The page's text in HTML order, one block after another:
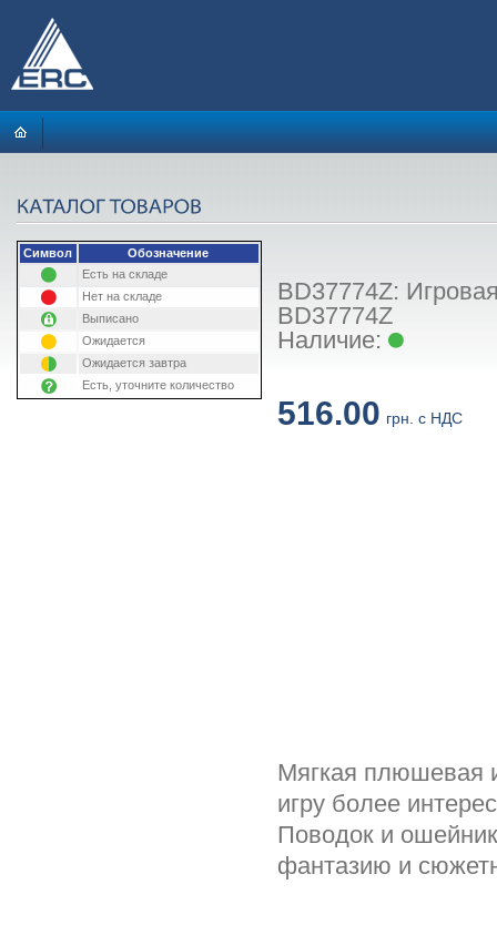
Символ
Обозначение
Есть на складе
Нет на складе
Выписано
Ожидается
Ожидается завтра
Есть, уточните количество
BD37774Z:
BD37774Z
Наличие:
516.00 грн. с НДС
Мягкая плюшевая
игру более
Поводок и
фантазию и